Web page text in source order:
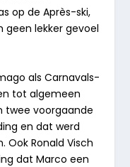
op de Après-ski,
lekker gevoel
als Carnavals-
tot algemeen
twee voorgaande
en dat werd
Ook Ronald Visch
dat Marco een